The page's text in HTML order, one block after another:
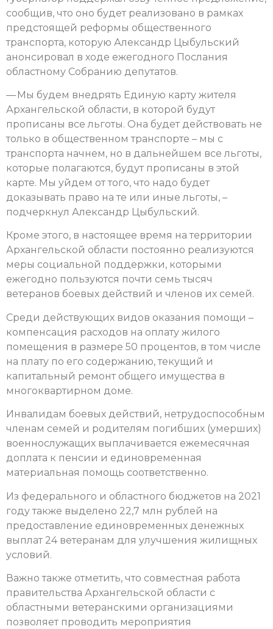
сообщив, что оно будет реализовано в рамках
предстоящей реформы общественного
транспорта, которую Александр Цыбульский
анонсировал в ходе ежегодного Послания
областному Собранию депутатов.
— Мы будем внедрять Единую карту жителя
Архангельской области, в которой будут
прописаны все льготы. Она будет действовать не
только в общественном транспорте – мы с
транспорта начнем, но в дальнейшем все льготы,
которые полагаются, будут прописаны в этой
карте. Мы уйдем от того, что надо будет
доказывать право на те или иные льготы, –
подчеркнул Александр Цыбульский.
Кроме этого, в настоящее время на территории
Архангельской области постоянно реализуются
меры социальной поддержки, которыми
ежегодно пользуются почти семь тысяч
ветеранов боевых действий и членов их семей.
Среди действующих видов оказания помощи –
компенсация расходов на оплату жилого
помещения в размере 50 процентов, в том числе
на плату по его содержанию, текущий и
капитальный ремонт общего имущества в
многоквартирном доме.
Инвалидам боевых действий, нетрудоспособным
членам семей и родителям погибших (умерших)
военнослужащих выплачивается ежемесячная
доплата к пенсии и единовременная
материальная помощь соответственно.
Из федерального и областного бюджетов на 2021
году также выделено 22,7 млн рублей на
предоставление единовременных денежных
выплат 24 ветеранам для улучшения жилищных
условий.
Важно также отметить, что совместная работа
правительства Архангельской области с
областными ветеранскими организациями
позволяет проводить мероприятия